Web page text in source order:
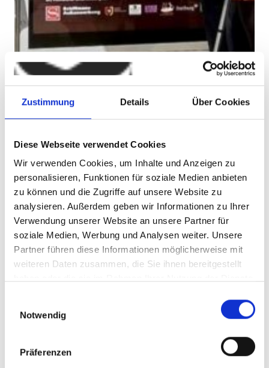
Zustimmung Details Über Cookies
Diese Webseite verwendet Cookies
Wir verwenden Cookies, um Inhalte und Anzeigen zu
personalisieren, Funktionen für soziale Medien anbieten
zu können und die Zugriffe auf unsere Website zu
analysieren. Außerdem geben wir Informationen zu Ihrer
Verwendung unserer Website an unsere Partner für
soziale Medien, Werbung und Analysen weiter. Unsere
Partner führen diese Informationen möglicherweise mit
weiteren Daten zusammen, die Sie ihnen bereitgestellt
Notwendig
Präferenzen
Ortsverein Freiburg e.V.) , Erster Bürgermeister Ulrich
von Kirchbach Stadt Freiburg) und Armin Schilling
DerFreundeskreis für alkoholkranke Menschen
wurde